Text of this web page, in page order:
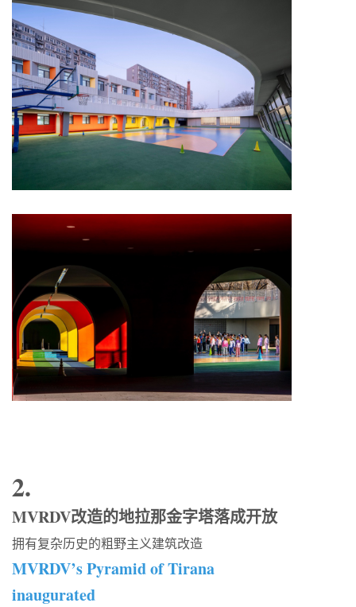
2.
MVRDV改造的地拉那金字塔落成开放
拥有复杂历史的粗野主义建筑改造
MVRDV’s Pyramid of Tirana
inaugurated